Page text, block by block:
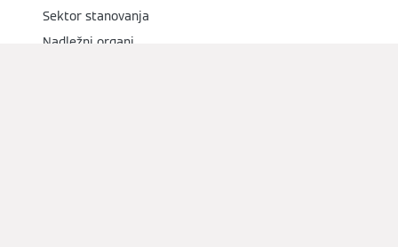
Sektor stanovanja
Nadležni organi